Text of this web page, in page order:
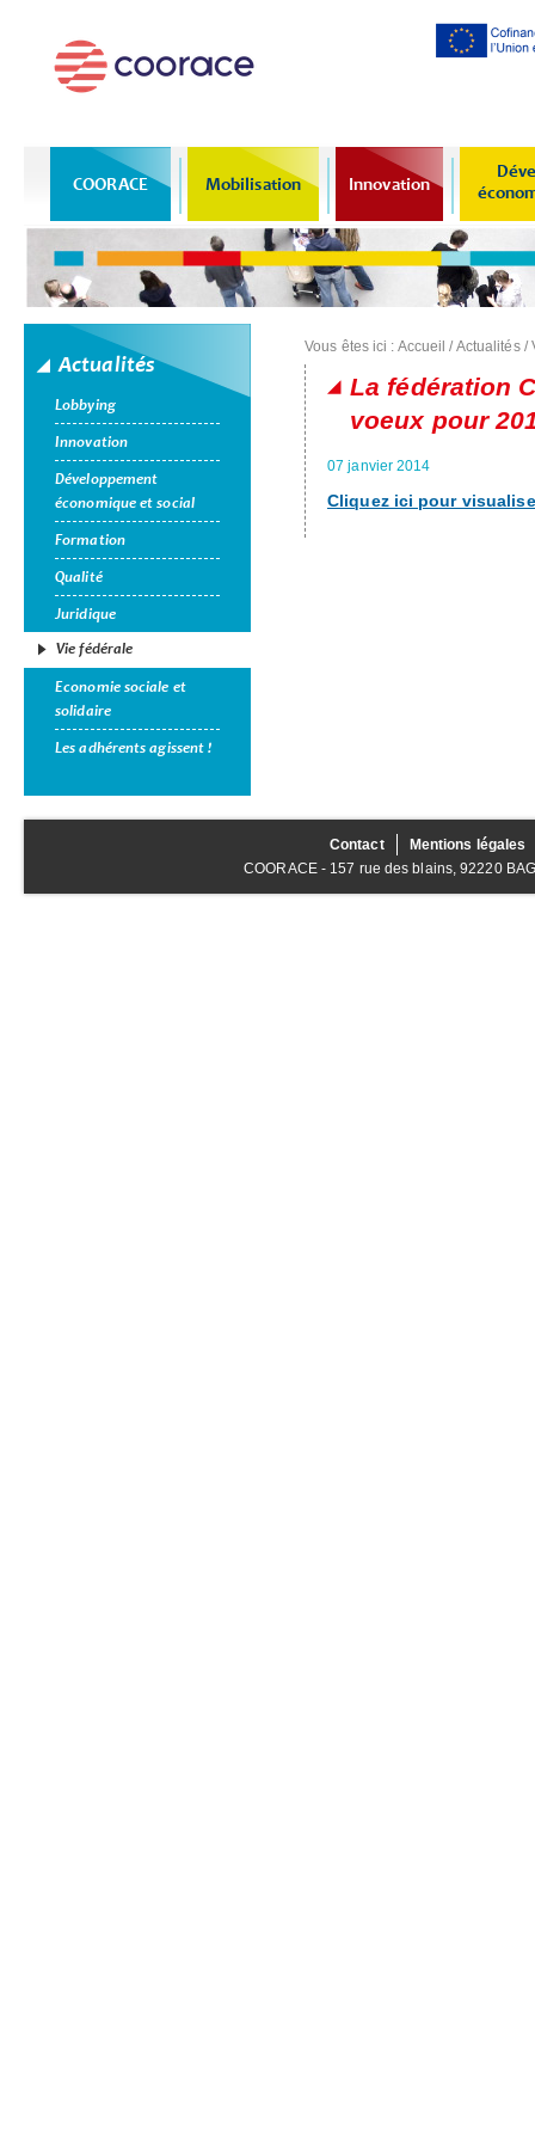
COORACE Mobilisation Innovation
Actualités
Lobbying
Innovation
Développement
économique et social
Formation
Qualité
Juridique
Vie fédérale
Economie sociale et
solidaire
Les adhérents agissent !
Vous êtes ici : Accueil /Actualités/
La fédération
voeux pour
07 janvier 2014
Cliquez ici pour
Contact
Mentions légales
COORACE - 157 rue des blains, 92220